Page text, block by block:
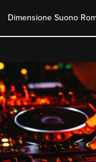
Dimensione Suono